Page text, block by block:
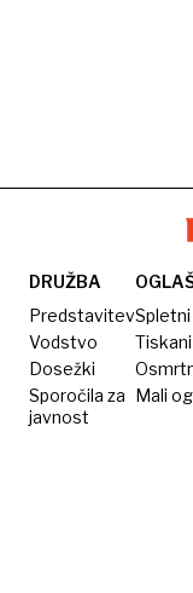
DRUŽBA
Predstavitev
Vodstvo
Dosežki
Sporočila za
javnost
Mali